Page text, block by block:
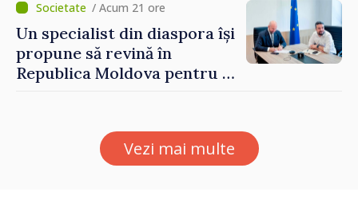
/ Acum 21 ore
Un specialist din diaspora își
propune să revină în
Republica Moldova pentru a
Vezi mai multe